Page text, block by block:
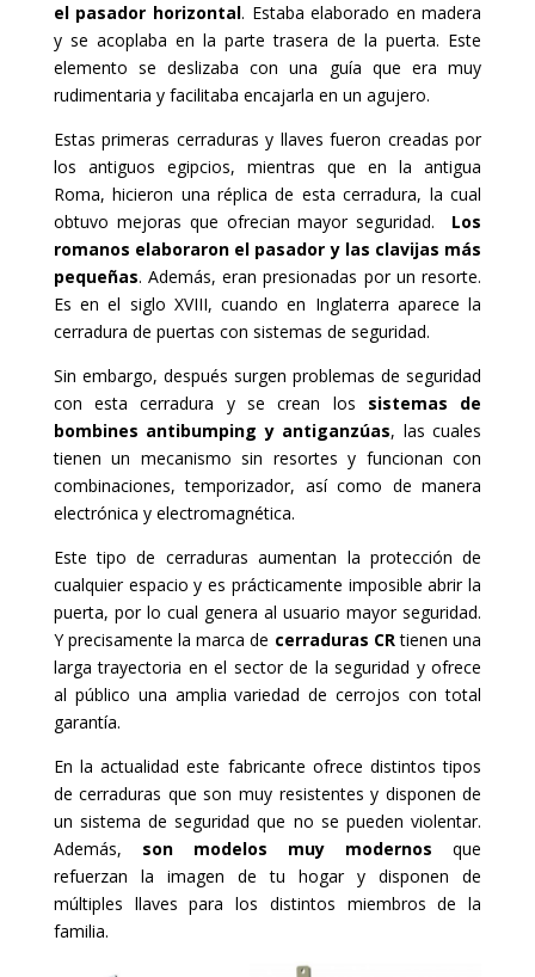
el pasador horizontal. Estaba elaborado en madera
y se acoplaba en la parte trasera de la puerta. Este
elemento se deslizaba con una guía que era muy
rudimentaria y facilitaba encajarla en un agujero.
Estas primeras cerraduras y llaves fueron creadas por
los antiguos egipcios, mientras que en la antigua
Roma, hicieron una réplica de esta cerradura, la cual
obtuvo mejoras que ofrecian mayor seguridad. Los
romanos elaboraron el pasador y las clavijas más
pequeñas. Además, eran presionadas por un resorte.
Es en el siglo XVIII, cuando en Inglaterra aparece la
cerradura de puertas con sistemas de seguridad.
Sin embargo, después surgen problemas de seguridad
con esta cerradura y se crean los sistemas de
bombines antibumping y antiganzúas, las cuales
tienen un mecanismo sin resortes y funcionan con
combinaciones, temporizador, así como de manera
electrónica y electromagnética.
Este tipo de cerraduras aumentan la protección de
cualquier espacio y es prácticamente imposible abrir la
puerta, por lo cual genera al usuario mayor seguridad.
Y precisamente la marca de cerraduras CRtienen una
larga trayectoria en el sector de la seguridad y ofrece
al público una amplia variedad de cerrojos con total
garantía.
En la actualidad este fabricante ofrece distintos tipos
de cerraduras que son muy resistentes y disponen de
un sistema de seguridad que no se pueden violentar.
Además, son modelos muy modernos que
refuerzan la imagen de tu hogar y disponen de
múltiples llaves para los distintos miembros de la
familia.